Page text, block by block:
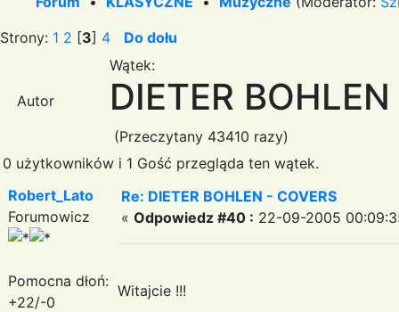
Strony: 1 2 [3] 4 Do dołu
Autor
Wątek:
DIETER
(Przeczytany 43410 razy)
0 użytkowników i 1 Gość przegląda ten wątek.
Robert_Lato
Forumowicz
Pomocna dłoń:
+22/-0
Re: DIETER BOHLEN - COVERS
« Odpowiedz #40 : 22-09-2005
Witajcie !!!